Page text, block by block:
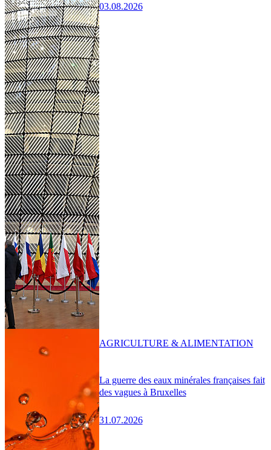
03.08.2026
La guerre des eaux minérales françaises fait
des vagues à Bruxelles
31.07.2026
AGRICULTURE & ALIMENTATION